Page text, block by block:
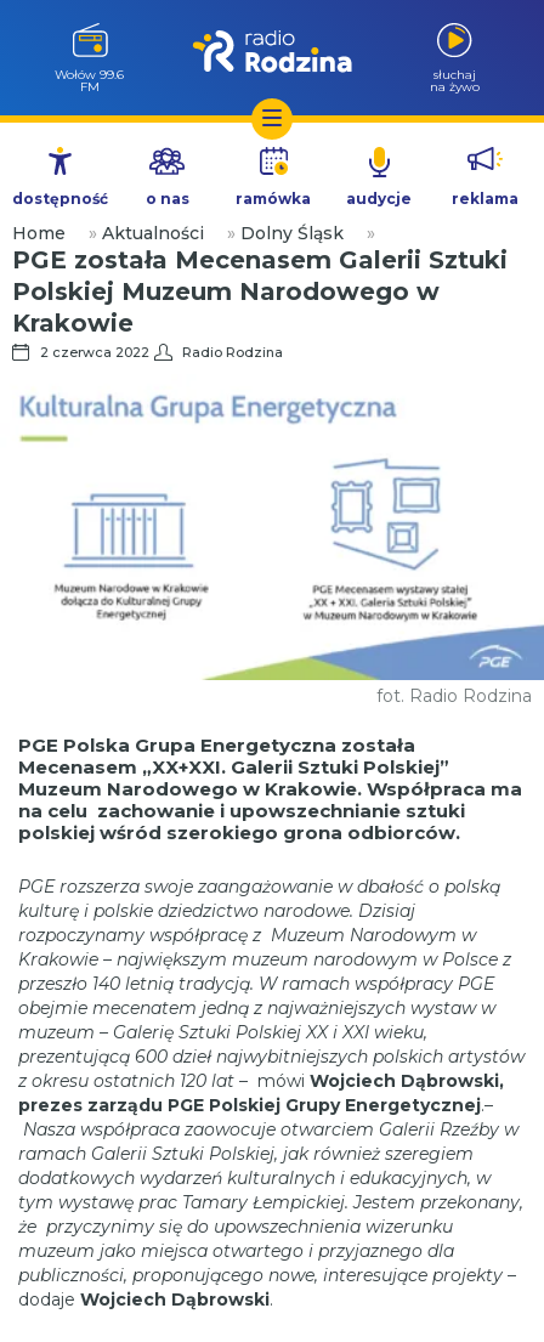
Przejdź
treści
Milicz 88.5
FM
słuchaj
na żywo
dostępność o nas ramówka audycje reklama
Home » Aktualności » Dolny Śląsk »
PGE została Mecenasem Galerii Sztuki
Polskiej Muzeum Narodowego w
Krakowie
2 czerwca 2022 Radio Rodzina
fot. Radio Rodzina
PGE Polska Grupa Energetyczna została
Mecenasem „XX+XXI. Galerii Sztuki Polskiej”
Muzeum Narodowego w Krakowie. Współpraca ma
na celu zachowanie i upowszechnianie sztuki
polskiej wśród szerokiego grona odbiorców.
PGE rozszerza swoje zaangażowanie w dbałość o polską
kulturę i polskie dziedzictwo narodowe. Dzisiaj
rozpoczynamy współpracę z Muzeum Narodowym w
Krakowie – największym muzeum narodowym w Polsce z
przeszło 140 letnią tradycją. W ramach współpracy PGE
obejmie mecenatem jedną z najważniejszych wystaw w
muzeum – Galerię Sztuki Polskiej XX i XXI wieku,
prezentującą 600 dzieł najwybitniejszych polskich artystów
z okresu ostatnich 120 lat – mówi Wojciech Dąbrowski,
prezes zarządu PGE Polskiej Grupy Energetycznej.–
Nasza współpraca zaowocuje otwarciem Galerii Rzeźby w
ramach Galerii Sztuki Polskiej, jak również szeregiem
dodatkowych wydarzeń kulturalnych i edukacyjnych, w
tym wystawę prac Tamary Łempickiej. Jestem przekonany,
że przyczynimy się do upowszechnienia wizerunku
muzeum jako miejsca otwartego i przyjaznego dla
publiczności, proponującego nowe, interesujące projekty –
dodaje Wojciech Dąbrowski.